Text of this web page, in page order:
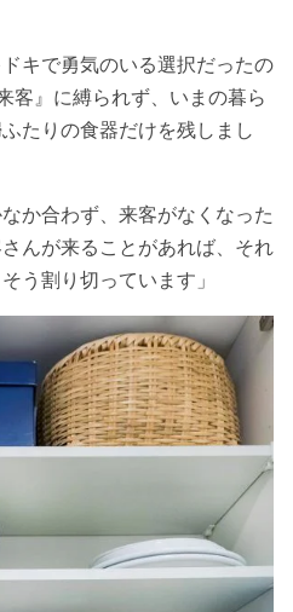
キで勇気のいる選択だったの
』に縛られず、いまの暮ら
たりの食器だけを残しまし
か合わず、来客がなくなった
んが来ることがあれば、それ
う割り切っています」